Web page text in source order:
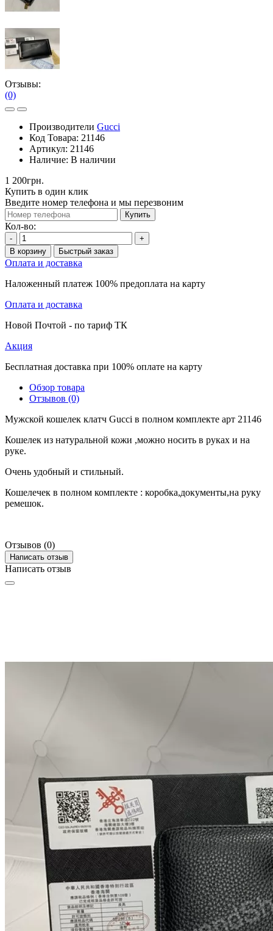
Отзывы:
(0)
Производители Gucci
Код Товара: 21146
Артикул: 21146
Наличие: В наличии
1 200грн.
Купить в один клик
Введите номер телефона и мы перезвоним
Купить
Кол-во:
-
+
В корзину
Быстрый заказ
Оплата и доставка
Наложенный платеж 100% предоплата на карту
Оплата и доставка
Новой Почтой - по тариф ТК
Акция
Бесплатная доставка при 100% оплате на карту
Обзор товара
Отзывов (0)
Мужской кошелек клатч Gucci в полном комплекте арт 21146
Кошелек из натуральной кожи ,можно носить в руках и на
руке.
Очень удобный и стильный.
Кошелечек в полном комплекте : коробка,документы,на руку
ремешок.
Отзывов (0)
Написать отзыв
Написать отзыв